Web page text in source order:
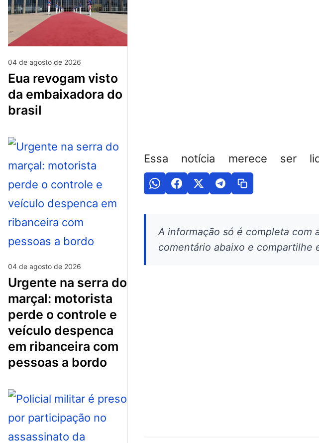
04 de agosto de 2026
eua revogam visto
da embaixadora do
brasil
04 de agosto de 2026
urgente na serra do
marçal: motorista
perde o controle e
veículo despenca
em ribanceira com
pessoas a bordo
Essa notícia merece ser
A informação só é completa com
comentário abaixo e compartilhe